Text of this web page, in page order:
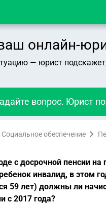
онлайн-
— юрист
вопрос. Юрист
Социальное обеспечение
с досрочной пенсии на
инвалид, в этом
59 лет) должны ли
с 2017 года?